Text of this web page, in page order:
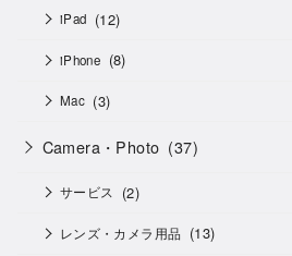
iPad (12)
iPhone (8)
Mac (3)
Camera・Photo (37)
サービス (2)
レンズ・カメラ用品 (13)